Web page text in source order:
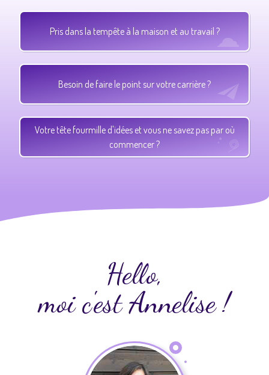
Pris dans la tempête à la maison et au travail ?
Besoin de faire le point sur votre carrière ?
Votre tête fourmille d'idées et vous ne savez pas par où
commencer ?
Hello,
moi c'est Annelise !